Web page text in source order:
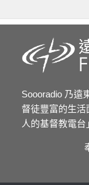
Soooradio 乃遠
督徒豐富的生
人的基督教電台